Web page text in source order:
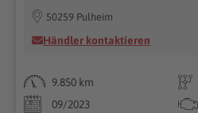
50259 Pulheim
Händler kontaktieren
9.850 km
09/2023